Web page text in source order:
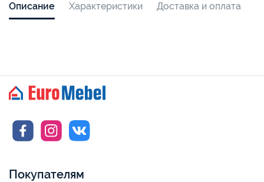
Описание Характеристики Доставка и оплата
Покупателям